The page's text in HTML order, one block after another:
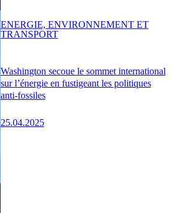
Washington secoue le sommet international
sur l’énergie en fustigeant les politiques
anti-fossiles
25.04.2025
ENERGIE, ENVIRONNEMENT ET
TRANSPORT